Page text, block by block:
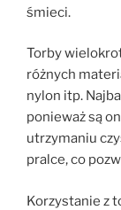
śmieci.
Torby
różnych
nylon itp.
ponieważ są
utrzymaniu
pralce, co
Korzystanie z